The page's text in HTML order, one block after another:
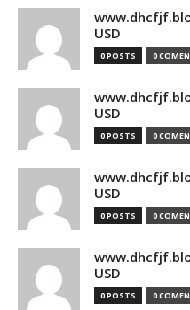
USD
0 POSTS 0
USD
0 POSTS 0
USD
0 POSTS 0
USD
0 POSTS 0